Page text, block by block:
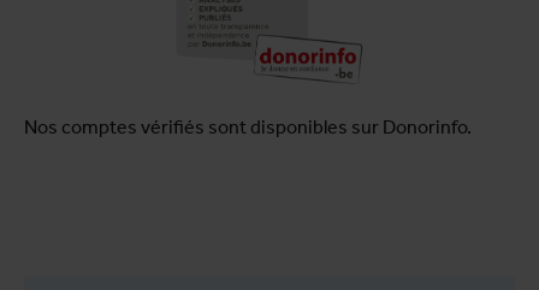
Nos comptes vérifiés sont disponibles sur Donorinfo.